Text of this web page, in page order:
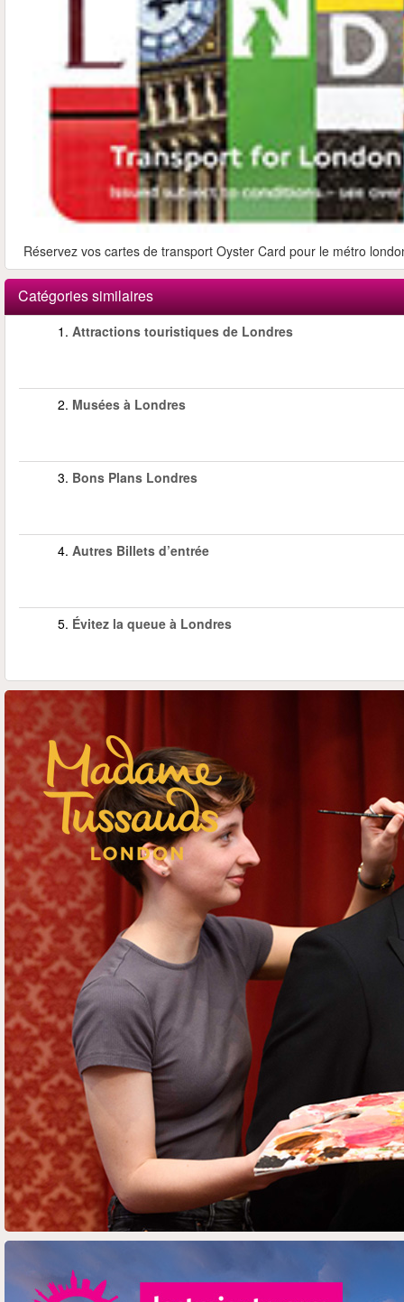
Réservez vos cartes de transport Oyster Card pour le métro
Catégories similaires
1. Attractions touristiques de Londres
2. Musées à Londres
3. Bons Plans Londres
4. Autres Billets d’entrée
5. Évitez la queue à Londres